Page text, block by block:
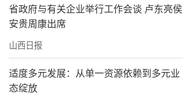
省政府与有关企业举行工作会谈 卢东亮侯
安贵周康出席
山西日报
适度多元发展：从单一资源依赖到多元业
态绽放